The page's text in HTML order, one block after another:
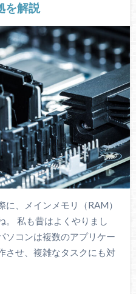
を解説
、メインメモリ（RAM）
。 私も昔はよくやりまし
ソコンは複数のアプリケー
させ、複雑なタスクにも対